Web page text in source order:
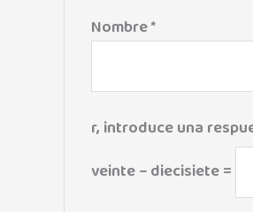
Nombre*
r, introduce una
veinte − diecisiete =